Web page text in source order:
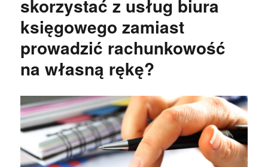
skorzystać z usług biura
księgowego zamiast
prowadzić rachunkowość
na własną rękę?